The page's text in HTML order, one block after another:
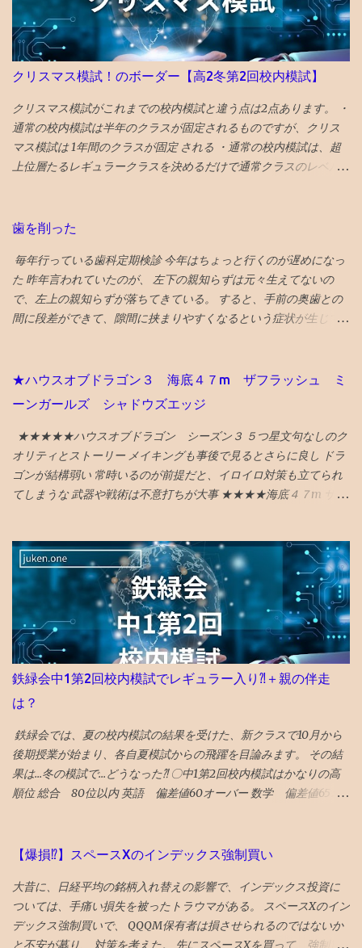
クス 、 カステラ本家 福砂屋 、 コーヒー富士男 のミルクセーキ、
ジャズ喫茶マイルストーン、 グラバー園 、梅ヶ枝 焼餅 きく水
を紹介。 46位 沖縄 国際イベントや災害復興の観点を踏まえて
選出される「５２箇所」なので、 火災から復興した 首里城 の秋の
再オープンを紹介。 秋まで待てない人は、 琉球ランタンフェステ
ィバル や 伊江島ゆり祭り へ！とのこと 全文読めるギフトリンク
2026記事 〇2025年 30位 富山 出典：NYタイムズHP 2025年に
行くべき旅行先の 30番目に能登の玄関口 であり地震豪雨災害から
の復興として観光誘致を進めている 富山 がランクイン。 文化豊か
インバーのアルプ、おでん屋さんの飛騨、カレー屋のスズキー
介。 （下記ギフトリンクの記事中にグーグルマップへのリンクあ
り） NYタイムズ紙は選出にあたり、国際イベント開催や災害復興
の観点を踏まえているとのことです。 38位 大阪 食と商のまち
大阪の革新的プロジェクトとして、 グラングリーン 大阪（公園）
ュニティセンターであるプライドセンターを紹介。 ギフトリンク
なので全文読めます→ 2025年に行くべき52カ所の英語記事全文 〇
2024年 3位 山口 また、NYタイムズHP画像に明示されている数
字（下に引用している山口の場合は...
クリスマス模試！のボーダー【高2冬第2回校内模試】
クリスマス模試がこれまでの校内模試と違う点は2点あります。 ・
通常の校内模試は半年のクラスが固定されるものですが、クリス
マス模試は 1年間のクラスが固定 される ・通常の校内模試は、超
上位層たるレギュラークラスを決めるだけで通常クラスのレベル
概ね塾生の半数が東大ギリギリ合格 レベルの実力に達する鉄緑会
入る ことを目標にします。 普通に考えれば、平均点がクラス分け
のボーダーラインとなるはずですので、平均点以上を目指す人が
多いです。 ウチは、英語強者を目指してきたので、プライドもあ
るらしく、英語ではレギュラー入りも狙っているようです。 結果
（本人が目標を公言しているわけではないので、あくまで推測で
す）
歯を削った
毎年行っている歯科定期検診 今年はちょっと行くのが遅めになっ
た 昨年言われていたのが、 左下の親知らずは元々生えてないの
で、左上の親知らずが落ちてきている。 すると、手前の奥歯との
間に段差ができて、隙間に挟まりやすくなるという症状が生じて
見した 年をとってくると移植に使えなくなり、噛み合わせに役立
っていない親知らずの利用価値も低下してくるので、将来的には
さらに削るとか、抜歯に至るのもやむを得ないと考えれば、 段差
をなくすために、歯を削るのもそんなに侵襲性が高い措置でもな
くなってくる ので、１ミリぐらい親知らずを削ってもらい、手前
の奥歯との段差をなくした ２食ほど食べてみたが、挟まらなくな
った 成功♪ なお、段差無くす作戦がダメだったら、 次策は周囲を
★ハウスオブドラゴン３ 海底４７m ザフラッシュ ミ
ーンガールズ シャドウズエッジ
★★★★★ハウスオブドラゴン シーズン３ ５つ星文句なしのク
オリティとストーリー メイキングも事後で見るとさらに良し ドラ
ゴンが結構弱い 常時いるのが前提だと、イロイロ対策も立てられ
てしまうな 武器や戦術は不意打ちが大事 ★★★★海底４７m サメ
気もしたが、 最後までエンタメ要素満載で楽しめる ★★★★ザ・
フラッシュ タイムトラベル系アクションの話。 直せるところと直
せない運命が哀しい ★ボーイキルズワールド ポイントが余ってい
たので４００P使ってしまったが、駄作 星４つにつられてみてしま
ったが、失敗した。 ★★★★ミーンガールズ 条件が整えば、誰も
が、意地悪になる可能性はある あからさまな敵を作りすぎるのも
よくない ★★★★シャドウズエッジ 筋書きも結構展開があっっ
て、 単なるジャッキーチェーンのカンフー映画よりも深い
★★★★アンチャーテッド なんか昔見たことあるので、２回目だ
とワクワク感が薄れてる ★★★スチュアート・宇宙救出失敗の法
則 ビックバンセオリーのスピンオフコメディ ビックバンセオリー
はある程度見ておいた方が楽しめる 「中島淳」 面白い話と、よく
わからない話が混在している短編集 李陵など中国の古典を題材に
鉄緑会中1第2回校内模試でレギュラー入り⁈＋親の伴走
は？
鉄緑会では、夏の校内模試の結果を受けた、新クラスで10月から
後期授業が始まり、各自夏模試からの飛躍を目論みます。 その結
果は...冬の模試で...どうなった⁈ 〇中1第2回校内模試はかなりの高
順位 総合 80位以内 英語 偏差値60オーバー 数学 偏差値65オ
関西の塾生達とは問題は一緒でも集計は全く別で、上記は代々木1
は、ほぼ同じなので、平均的学力レベルは同一なのでしょう。 〇
レギュラークラス（少人数選抜クラス）へ 数学が高得点。 地道に
宿題をやり続け て、復習テストでの高得点をマークし続けてまし
【爆損⁉︎】スペースXのインデックス強制買い
大昔に、日経平均の銘柄入れ替えの影響で、インデックス投資に
ついては、手痛い損失を被ったトラウマがある。 スペースXのイン
デックス強制買いで、 QQQM保有者は損させられるのではないか
と不安が募り、 対策を考えた。 先にスペースXを買って、強制買